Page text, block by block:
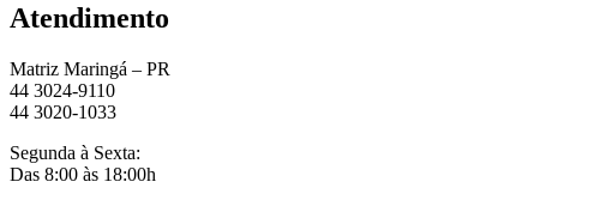
Atendimento
Matriz Maringá – PR
44 3024-9110
44 3020-1033
Segunda à Sexta:
Das 8:00 às 18:00h